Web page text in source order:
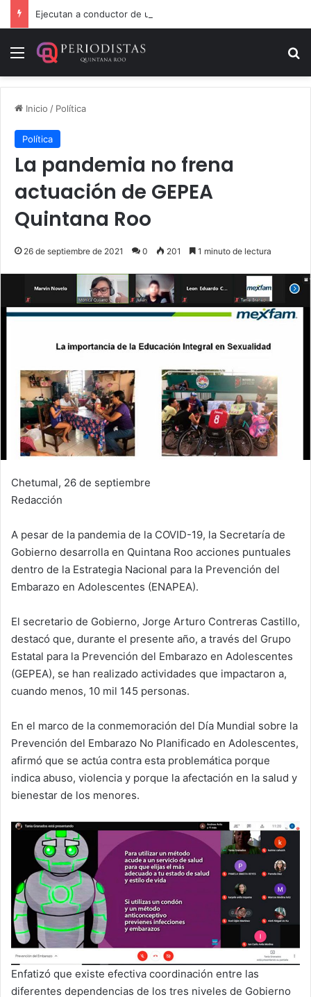
Ejecutan a conductor de un lujoso auto en Tulum
Menú
Inicio / Política
Política
La pandemia no frena
actuación de GEPEA
Quintana Roo
26 de septiembre de 2021 0 201 1 minuto de lectura
Chetumal, 26 de septiembre
Redacción
A pesar de la pandemia de la COVID-19, la Secretaría de
Gobierno desarrolla en Quintana Roo acciones puntuales
dentro de la Estrategia Nacional para la Prevención del
Embarazo en Adolescentes (ENAPEA).
El secretario de Gobierno, Jorge Arturo Contreras Castillo,
destacó que, durante el presente año, a través del Grupo
Estatal para la Prevención del Embarazo en Adolescentes
(GEPEA), se han realizado actividades que impactaron a,
cuando menos, 10 mil 145 personas.
En el marco de la conmemoración del Día Mundial sobre la
Prevención del Embarazo No Planificado en Adolescentes,
afirmó que se actúa contra esta problemática porque
indica abuso, violencia y porque la afectación en la salud y
bienestar de los menores.
Enfatizó que existe efectiva coordinación entre las
diferentes dependencias de los tres niveles de Gobierno